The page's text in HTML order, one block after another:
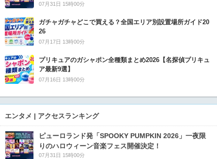
07月31日 15時00分
ガチャガチャどこで買える？全国エリア別設置場所ガイド20
26
07月17日 13時00分
プリキュアのガシャポン全種類まとめ2026【名探偵プリキュ
ア最新9選】
07月16日 13時00分
エンタメ | アクセスランキング
ピューロランド発「SPOOKY PUMPKIN 2026」一夜限
りのハロウィーン音楽フェス開催決定！
07月31日 15時00分